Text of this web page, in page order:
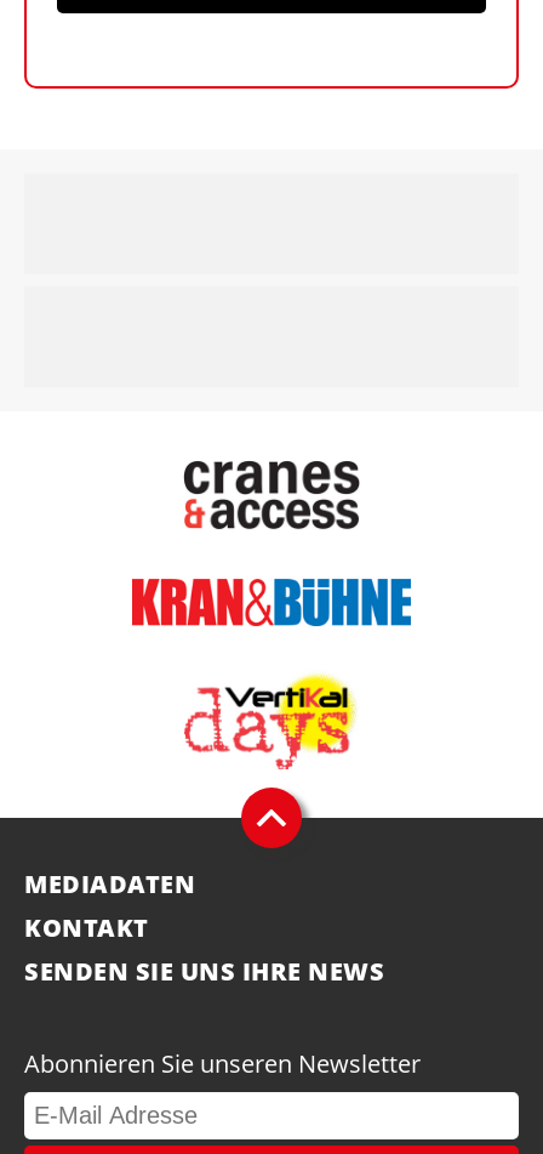
MEDIADATEN
KONTAKT
SENDEN SIE UNS IHRE NEWS
Abonnieren Sie unseren Newsletter